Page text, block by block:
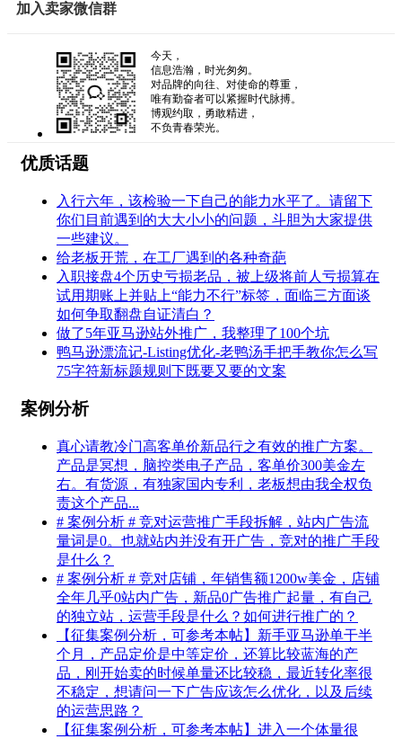
加入卖家微信群
今天，
信息浩瀚，时光匆匆。
对品牌的向往、对使命的尊重，
唯有勤奋者可以紧握时代脉搏。
博观约取，勇敢精进，
不负青春荣光。
优质话题
入行六年，该检验一下自己的能力水平了。请留下
你们目前遇到的大大小小的问题，斗胆为大家提供
一些建议。
给老板开荒，在工厂遇到的各种奇葩
入职接盘4个历史亏损老品，被上级将前人亏损算在
试用期账上并贴上“能力不行”标签，面临三方面谈
如何争取翻盘自证清白？
做了5年亚马逊站外推广，我整理了100个坑
鸭马逊漂流记-Listing优化-老鸭汤手把手教你怎么写
75字符新标题规则下既要又要的文案
案例分析
真心请教冷门高客单价新品行之有效的推广方案。
产品是冥想，脑控类电子产品，客单价300美金左
右。有货源，有独家国内专利，老板想由我全权负
责这个产品...
# 案例分析 # 竞对运营推广手段拆解，站内广告流
量词是0。也就站内并没有开广告，竞对的推广手段
是什么？
# 案例分析 # 竞对店铺，年销售额1200w美金，店铺
全年几乎0站内广告，新品0广告推广起量，有自己
的独立站，运营手段是什么？如何进行推广的？
【征集案例分析，可参考本帖】新手亚马逊单干半
个月，产品定价是中等定价，还算比较蓝海的产
品，刚开始卖的时候单量还比较稳，最近转化率很
不稳定，想请问一下广告应该怎么优化，以及后续
的运营思路？
【征集案例分析，可参考本帖】进入一个体量很